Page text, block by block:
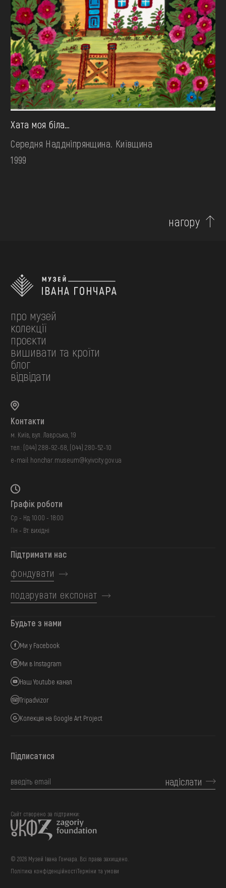
Хата моя біла…
Середня Наддніпрянщина. Київщина
1999
нагору
про музей
колекції
проєкти
вишивати та кроїти
блог
відвідати
Контакти
м. Київ, вул. Лаврська, 19
тел.: (044) 288-92-68 (044) 280-52-10
e-mail: honchar.museum@kyivcity.gov.ua
Графік роботи
Ср - Нд: 10:00 - 18:00
Пн - Вт: вихідні
Підтримати нас
фондувати
подарувати експонат
Будьте з нами
Ми у Facebook
Ми в Instagram
Наш Youtube канал
Tripadvizor
Колекція на Google Art Project
Підписатися
надіслати
© 2026 Музей Івана Гончара. Всі права захищено.
Сайт створено за підтримки:
Політика конфіденційностіТерміни та умови